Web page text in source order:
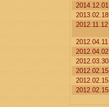
2014.12.01
2013.02.18
2012.11.12
2012.04.11
2012.04.02
2012.03.30
2012.02.15
2012.02.15
2012.02.15